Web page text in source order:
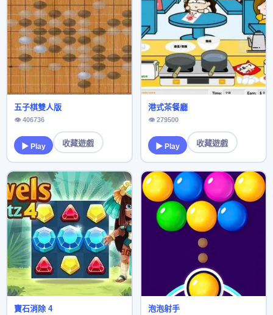
五子棋雙人版
👁 406736
▶ Play 收藏遊戲
港式茶餐廳
👁 279500
▶ Play 收藏遊戲
寶石消除 4 泡泡射手